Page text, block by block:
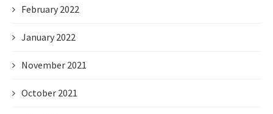
February 2022
January 2022
November 2021
October 2021